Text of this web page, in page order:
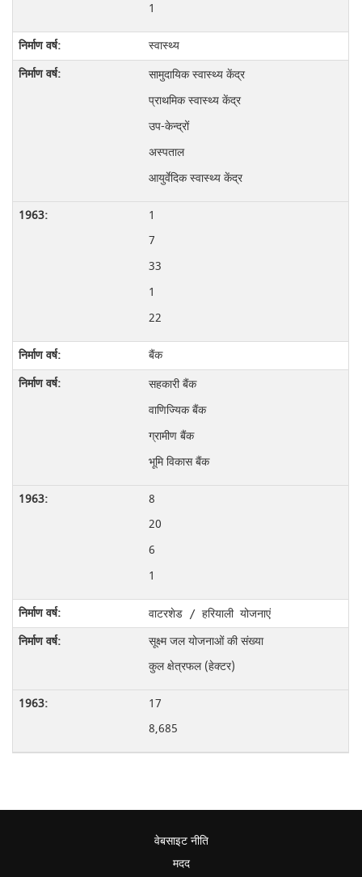
1
स्वास्थ्य
सामुदायिक स्वास्थ्य केंद्र
प्राथमिक स्वास्थ्य केंद्र
उप-केन्द्रों
अस्पताल
आयुर्वेदिक स्वास्थ्य केंद्र
1
7
33
1
22
बैंक
सहकारी बैंक
वाणिज्यिक बैंक
ग्रामीण बैंक
भूमि विकास बैंक
8
20
6
1
वाटरशेड / हरियाली योजनाएं
सूक्ष्म जल योजनाओं की संख्या
कुल क्षेत्रफल(हेक्टर)
17
8,685
वेबसाइट नीति
मदद